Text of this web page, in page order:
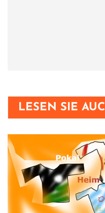
LESEN SIE